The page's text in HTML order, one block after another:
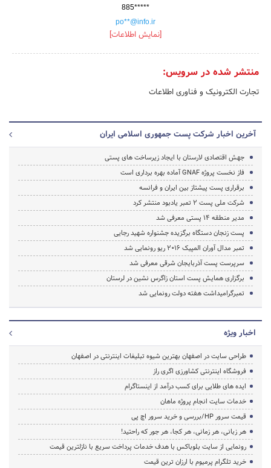
885*****
po**@info.ir
[نمایش اطلاعات]
منتشر شده در سرویس:
تجارت الکترونیک و فناوری اطلاعات
آخرین اخبار شرکت پست جمهوری اسلامی ایران
جهش اقتصادی لارستان با ایجاد زیرساخت های پستی
فاز نخست پروژه GNAF آماده بهره برداری است
برقراری پست پیشتاز بین ایران و فرانسه
شرکت ملی پست 2 تمبر یادبود منتشر کرد
مدیر منطقه 14 پستی معرفی شد
پست زنجان دستگاه برگزیده جشنواره شهید رجایی
تمبر مدال آوران المپیک 2016 ریو رونمایی شد
سرپرست پست آذربایجان شرقی معرفی شد
برگزاری همایش پست استان زاگرس نشین در لرستان
تمبرگرامیداشت هفته دولت رونمایی شد
اخبار ویژه
طراحی سایت در اصفهان بهترین شیوه تبلیغات اینترنتی در اصفهان
فروشگاه اینترنتی کشاورزی اگری راز
ایده های طلایی برای کسب درآمد از اینستاگرام
خدمات سایت انجام پروژه ماهان
قیمت سرور HP/بررسی و خرید سرور اچ پی
هر زبانی، هر زمانی، هر کجا، هر جور که راحتید!
رونمایی از سایت بلوباکس با هدف خدمات پرداخت سریع با نازلترین قیمت
خرید تلگرام پرمیوم با ارزان ترین قیمت